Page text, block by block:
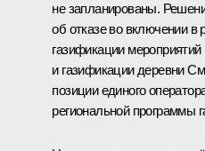
не запланированы.
об отказе во включении в
газификации
и газификации деревни
позиции единого
региональной программы